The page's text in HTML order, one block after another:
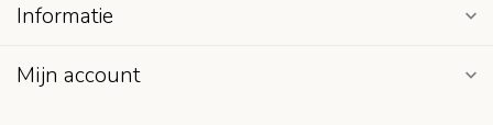
Informatie
Mijn account